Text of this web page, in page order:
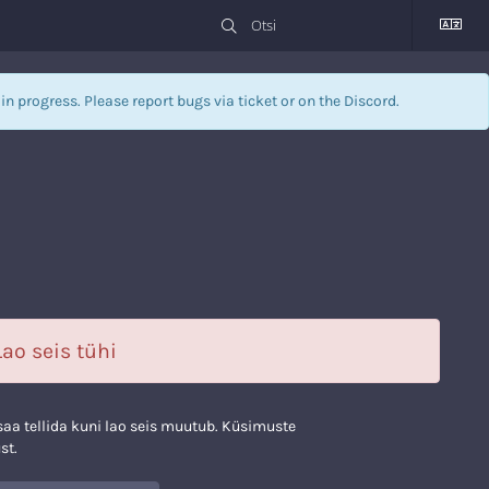
progress. Please report bugs via ticketor on the Discord.
seis tühi
tellida kuni lao seis muutub. Küsimuste